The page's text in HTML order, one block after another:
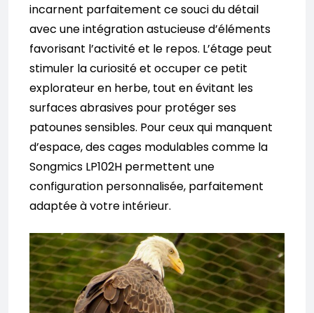
incarnent parfaitement ce souci du détail
avec une intégration astucieuse d’éléments
favorisant l’activité et le repos. L’étage peut
stimuler la curiosité et occuper ce petit
explorateur en herbe, tout en évitant les
surfaces abrasives pour protéger ses
patounes sensibles. Pour ceux qui manquent
d’espace, des cages modulables comme la
Songmics LP102H permettent une
configuration personnalisée, parfaitement
adaptée à votre intérieur.